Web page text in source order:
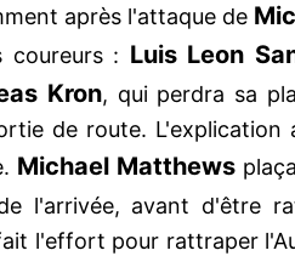
après l'attaque de
coureurs : Luis Leon
Kron, qui perdra sa
de route. L'explication
Michael Matthews
l'arrivée, avant d'être
l'effort pour rattraper